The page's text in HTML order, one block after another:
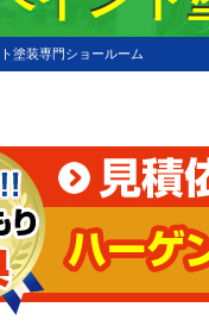
塗装専門ショールーム